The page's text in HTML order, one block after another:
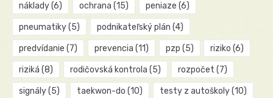
náklady(6) ochrana (15) peniaze (6)
pneumatiky(5) podnikateľský plán (4)
predvídanie (7) prevencia (11) pzp (5) riziko (6)
riziká (8) rodičovská kontrola (5) rozpočet (7)
signály(5) taekwon-do (10) testy z autoškoly(10)